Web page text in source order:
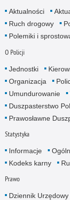
Aktualności
Ruch drogowy
Polemiki i
O Policji
Jednostki
Organizacja
Umundurowanie
Duszpasterstwo
Prawosławne
Statystyka
Informacje
Kodeks karny
Prawo
Dziennik Urzędowy